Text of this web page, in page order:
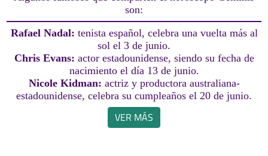
son:
Rafael Nadal: tenista español, celebra una vuelta más al
sol el 3 de junio.
Chris Evans: actor estadounidense, siendo su fecha de
nacimiento el día 13 de junio.
Nicole Kidman: actriz y productora australiana-
estadounidense, celebra su cumpleaños el 20 de junio.
VER MÁS